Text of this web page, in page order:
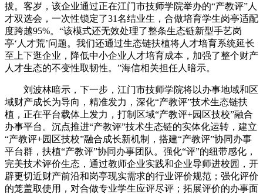
拔。客岁，该企业通过正在江门市技师学院举办的“产教评”人
才双选会，一次性锁定了31名结业生，合做培育学生岗亭适配
度跨越95%。“该模式还无效处理了整条生态链新型手艺岗
亭‘人才荒’问题。我们还通过生态链扶植将人才培育系统延长
至上下逛企业，降低中小企业人才培育成本，加强了整个财产
人才生态的不变性取韧性。”海信相关担任人暗示。
刘波林暗示，下一步，江门市技师学院将以办事地域和区
域财产成长为导向，精准发力，深化“产教评”技术生态链扶
植，正在平台载体上发力，打制区域“产教评+园区技校”融合
办事平台。沉点推进“产教评”技术生态链的实体化运转，建立
“产教评+园区技校”融合成长新机制，搭建“产教评”协同办事
平台群，扶植“产教评”协同办事团队。强化“评”的纽带感化，
完美技术评价生态，通过教师企业实践和企业导师进校园，开
辟更切近财产前沿和岗亭现实需求的行业评价规范；强化评价
的笼盖取使用，对合做专业学生应评尽评；拓展评价的办事面